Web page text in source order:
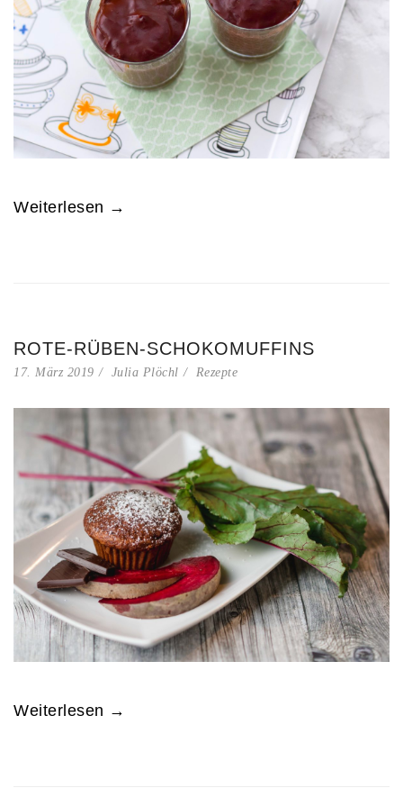
Weiterlesen →
ROTE-RÜBEN-SCHOKOMUFFINS
17. März 2019 Julia Plöchl Rezepte
Weiterlesen →